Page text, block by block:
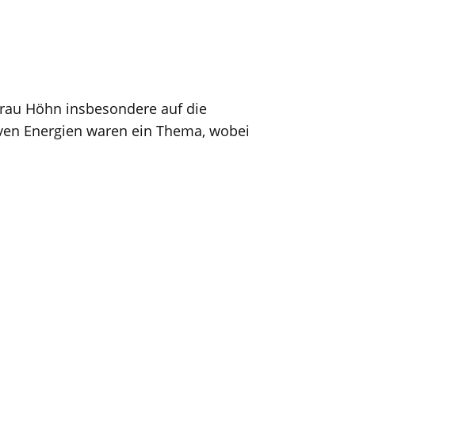
Höhn insbesondere auf die
Energien waren ein Thema, wobei